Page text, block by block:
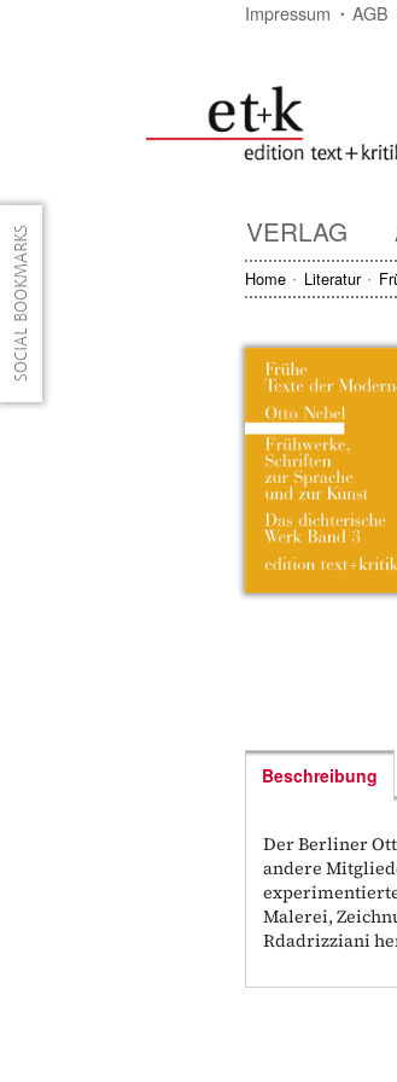
Impressum AGB
VERLAG
Home Literatur
Beschreibung
Der Berliner
andere
Malerei,
Rdadrizziani